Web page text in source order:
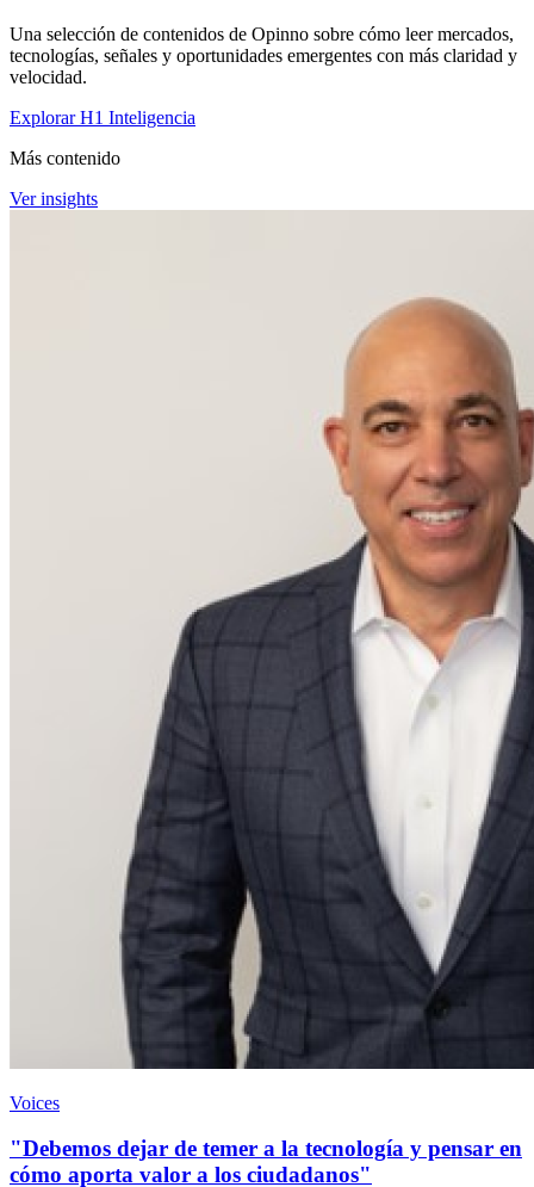
Una selección de contenidos de Opinno sobre cómo leer mercados,
tecnologías, señales y oportunidades emergentes con más claridad y
velocidad.
Explorar H1 Inteligencia
Más contenido
Ver insights
Voices
"Debemos dejar de temer a la tecnología y pensar en
cómo aporta valor a los ciudadanos"